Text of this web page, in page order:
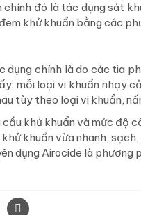
đó là tác dụng sát
khử khuẩn bằng các
dụng chính là do các tia
mỗi loại vi khuẩn nhạy
tùy theo loại vi khuẩn,
khử khuẩn và mức độ
khuẩn vừa nhanh, sạch,
dụng Airocide là phương